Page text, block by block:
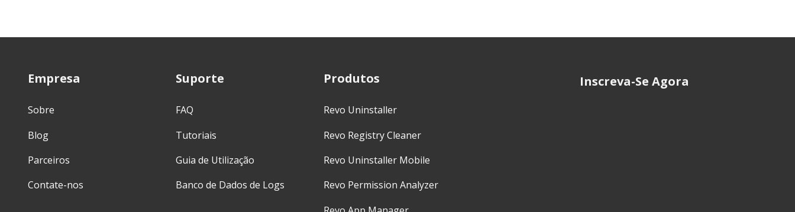
Empresa
Sobre
Blog
Parceiros
Contate-nos
Suporte
FAQ
Tutoriais
Guia de Utilização
Banco de Dados de Logs
Produtos
Revo Uninstaller
Revo Registry Cleaner
Revo Uninstaller Mobile
Revo Permission Analyzer
Inscreva-Se Agora